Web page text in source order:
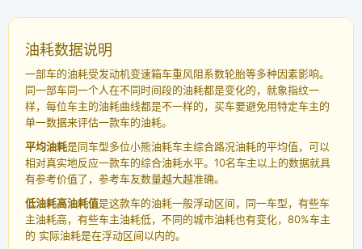
油耗数据说明
一部车的油耗受发动机变速箱车重风阻系数轮胎等多种因素影响。
同一部车同一个人在不同时间段的油耗都是变化的，就象指纹一
样，每位车主的油耗曲线都是不一样的，买车要避免用特定车主的
单一数据来评估一款车的油耗。
平均油耗是同车型多位小熊油耗车主综合路况油耗的平均值，可以
相对真实地反应一款车的综合油耗水平。10名车主以上的数据就具
有参考价值了，参考车友数量越大越准确。
低油耗高油耗值是这款车的油耗一般浮动区间，同一车型，有些车
主油耗高，有些车主油耗低，不同的城市油耗也有变化，80%车主
的 实际油耗是在浮动区间以内的。